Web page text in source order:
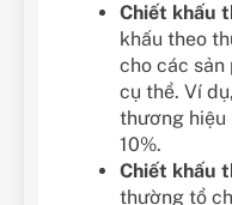
Chiết khấu
khấu theo
cho các sản
cụ thể. Ví
thương hiệu
10%.
Chiết khấu
thường tổ